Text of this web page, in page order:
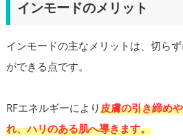
インモードのメリット
インモードの主なメリットは、切ら
ができる点です。
RFエネルギーにより皮膚の引き締め
れ、ハリのある肌へ導きます。